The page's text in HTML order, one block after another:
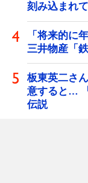
刻み込まれ
「将来的に
三井物産「
板東英二さ
意すると…
伝説